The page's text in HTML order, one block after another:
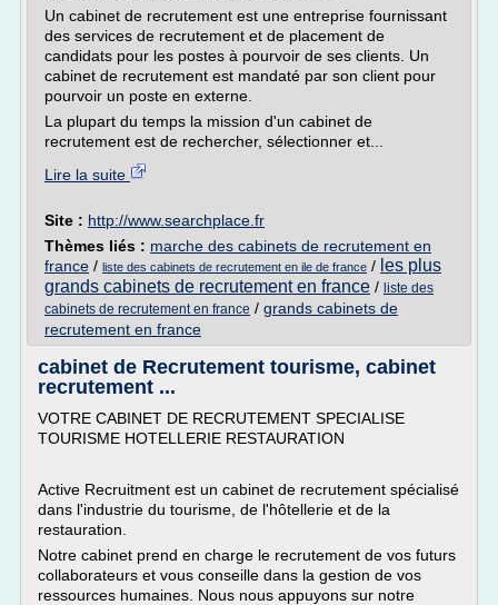
Un cabinet de recrutement est une entreprise fournissant
des services de recrutement et de placement de
candidats pour les postes à pourvoir de ses clients. Un
cabinet de recrutement est mandaté par son client pour
pourvoir un poste en externe.
La plupart du temps la mission d'un cabinet de
recrutement est de rechercher, sélectionner et...
Lire la suite
Site : http://www.searchplace.fr
Thèmes liés : marche des cabinets de recrutement en
france / liste des cabinets de recrutement en ile de france / les plus
grands cabinets de recrutement en france / liste des
cabinets de recrutement en france / grands cabinets de
recrutement en france
cabinet de Recrutement tourisme, cabinet
recrutement ...
VOTRE CABINET DE RECRUTEMENT SPECIALISE
TOURISME HOTELLERIE RESTAURATION
Active Recruitment est un cabinet de recrutement spécialisé
dans l'industrie du tourisme, de l'hôtellerie et de la
restauration.
Notre cabinet prend en charge le recrutement de vos futurs
collaborateurs et vous conseille dans la gestion de vos
ressources humaines. Nous nous appuyons sur notre